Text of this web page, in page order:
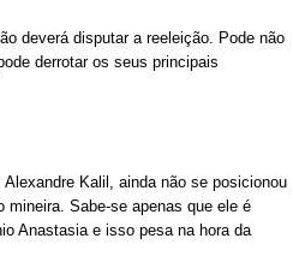
deverá disputar a reeleição. Pode não
derrotar os seus principais
Kalil, ainda não se posicionou
mineira. Sabe-se apenas que ele é
Anastasia e isso pesa na hora da